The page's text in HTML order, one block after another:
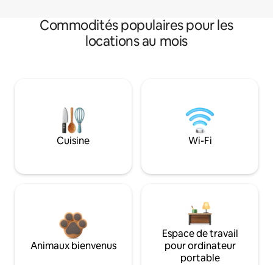
Commodités populaires pour les
locations au mois
Cuisine Wi-Fi
Animaux bienvenus
Espace de travail
pour ordinateur
portable